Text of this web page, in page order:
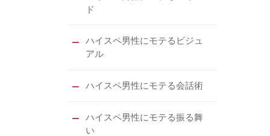
ド
ハイスペ男性にモテるビジュ
アル
ハイスペ男性にモテる会話術
ハイスペ男性にモテる振る舞
い